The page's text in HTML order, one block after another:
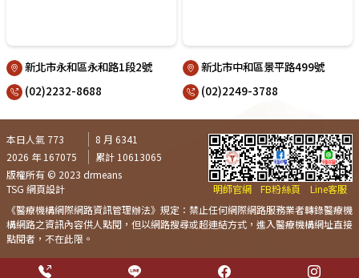
新北市永和區永和路1段2號
(02)2232-8688
新北市中和區景平路499號
(02)2249-3788
本日人氣 773
8 月 6341
2026 年 167075
累計 10613065
版權所有 © 2023 drmeans
TSG 網頁設計
明師官網 FB粉絲頁
Line客服
《醫療機構網際網路資訊管理辦法》規定：禁止任何網際網路服務業者轉錄醫療機
構網路之資訊內容供人點閱，但以網路搜尋或超連結方式，進入醫療機構網址直接
點閱者，不在此限。